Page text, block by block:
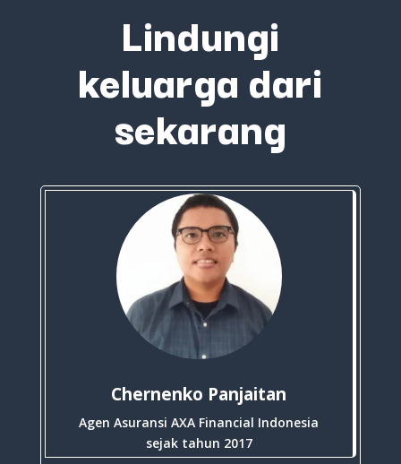
Lindungi
keluarga dari
sekarang
Chernenko Panjaitan
Agen Asuransi AXA Financial Indonesia
sejak tahun 2017